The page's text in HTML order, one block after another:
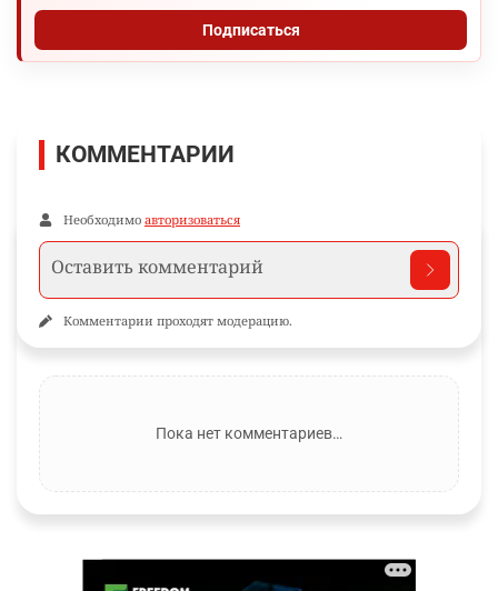
Подписаться
КОММЕНТАРИИ
Необходимо авторизоваться
Комментарии проходят модерацию.
Пока нет комментариев…